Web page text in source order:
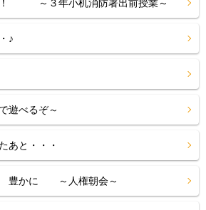
～３年小机消防署出前授業～
♪
遊べるぞ～
あと・・・
豊かに ～人権朝会～